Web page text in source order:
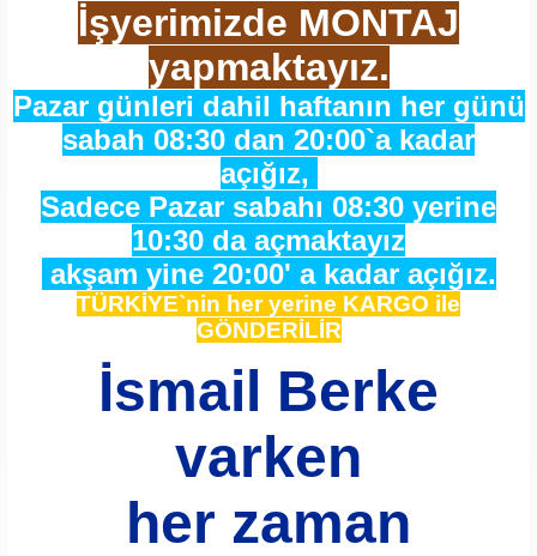
İşyerimizde MONTAJ
yapmaktayız.
Pazar günleri dahil haftanın her günü
sabah 08:30 dan 20:00`a kadar
açığız,
Sadece Pazar sabahı 08:30 yerine
10:30 da açmaktayız
akşam yine 20:00' a kadar açığız.
TÜRKİYE`nin her yerine KARGO ile
GÖNDERİLİR
İsmail Berke
varken
her zaman